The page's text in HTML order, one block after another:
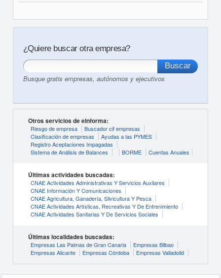
¿Quiere buscar otra empresa?
Busque gratis empresas, autónomos y ejecutivos
Otros servicios de eInforma:
Riesgo de empresa
Buscador cif empresas
Clasificación de empresas
Ayudas a las PYMES
Registro Aceptaciones Impagadas
Sistema de Análisis de Balances
BORME Cuentas Anuales
Últimas actividades buscadas:
CNAE Actividades Administrativas Y Servicios Auxliares
CNAE Información Y Comunicaciones
CNAE Agricultura, Ganadería, Silvicultura Y Pesca
CNAE Actividades Artísticas, Recreativas Y De Entrenimiento
CNAE Actividades Sanitarias Y De Servicios Sociales
Últimas localidades buscadas:
Empresas Las Palmas de Gran Canaria
Empresas Bilbao
Empresas Alicante
Empresas Córdoba Empresas Valladolid